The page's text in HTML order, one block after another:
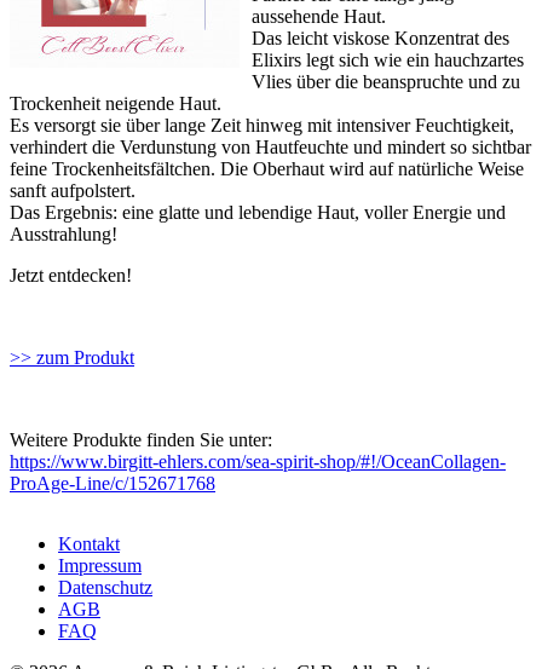
aussehende Haut.
Das leicht viskose Konzentrat des
Elixirs legt sich wie ein hauchzartes
Vlies über die beanspruchte und zu
Trockenheit neigende Haut.
Es versorgt sie über lange Zeit hinweg mit intensiver Feuchtigkeit,
verhindert die Verdunstung von Hautfeuchte und mindert so sichtbar
feine Trockenheitsfältchen. Die Oberhaut wird auf natürliche Weise
sanft aufpolstert.
Das Ergebnis: eine glatte und lebendige Haut, voller Energie und
Ausstrahlung!
Jetzt entdecken!
>> zum Produkt
Weitere Produkte finden Sie unter:
https://www.birgitt-ehlers.com/sea-spirit-shop/#!/OceanCollagen-
ProAge-Line/c/152671768
Kontakt
Impressum
Datenschutz
AGB
FAQ